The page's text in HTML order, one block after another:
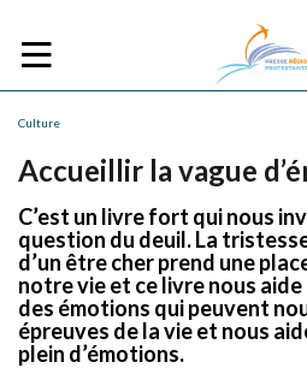
Culture
Accueillir la vague
C’est un livre fort qui nous
question du deuil. La
d’un être cher prend une
notre vie et ce livre nous
des émotions qui peuvent
épreuves de la vie et nous
plein d’émotions.